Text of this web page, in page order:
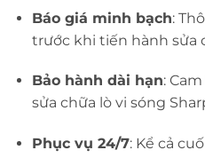
Báo giá minh bạch:
trước khi tiến hành sửa
Bảo hành dài hạn:
sửa chữa lò vi sóng
Phục vụ 24/7: Kể cả